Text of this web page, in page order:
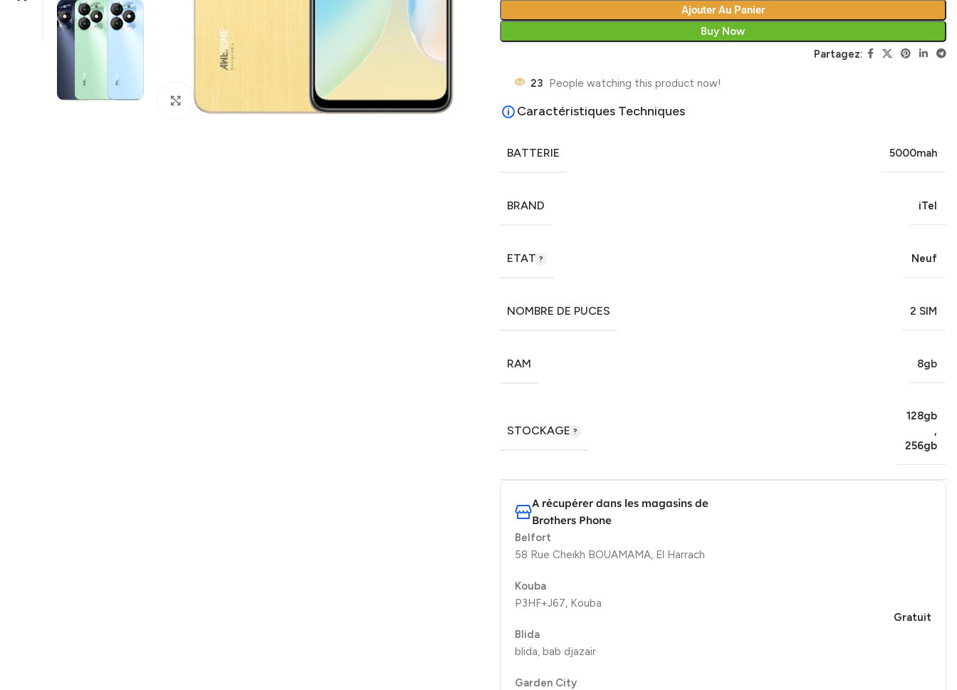
Click to enlarge
Ajouter Au Panier
Buy Now
Partagez:
23 People watching this product now!
Caractéristiques Techniques
BATTERIE 5000mah
BRAND iTel
ETAT Neuf
NOMBRE DE PUCES 2 SIM
RAM 8gb
STOCKAGE
128gb
,
256gb
A récupérer dans les magasins de
Brothers Phone
Belfort
58 Rue Cheikh BOUAMAMA, El Harrach
Kouba
P3HF+J67, Kouba
Blida
blida, bab djazair
Garden City
Gratuit